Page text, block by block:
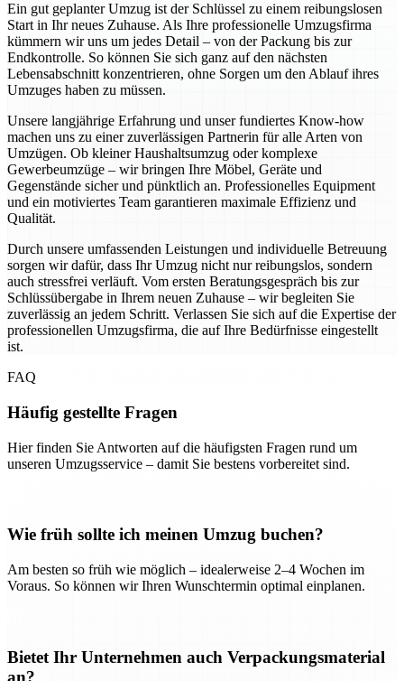
Ein gut geplanter Umzug ist der Schlüssel zu einem reibungslosen
Start in Ihr neues Zuhause. Als Ihre professionelle Umzugsfirma
kümmern wir uns um jedes Detail – von der Packung bis zur
Endkontrolle. So können Sie sich ganz auf den nächsten
Lebensabschnitt konzentrieren, ohne Sorgen um den Ablauf ihres
Umzuges haben zu müssen.
Unsere langjährige Erfahrung und unser fundiertes Know-how
machen uns zu einer zuverlässigen Partnerin für alle Arten von
Umzügen. Ob kleiner Haushaltsumzug oder komplexe
Gewerbeumzüge – wir bringen Ihre Möbel, Geräte und
Gegenstände sicher und pünktlich an. Professionelles Equipment
und ein motiviertes Team garantieren maximale Effizienz und
Qualität.
Durch unsere umfassenden Leistungen und individuelle Betreuung
sorgen wir dafür, dass Ihr Umzug nicht nur reibungslos, sondern
auch stressfrei verläuft. Vom ersten Beratungsgespräch bis zur
Schlüssübergabe in Ihrem neuen Zuhause – wir begleiten Sie
zuverlässig an jedem Schritt. Verlassen Sie sich auf die Expertise der
professionellen Umzugsfirma, die auf Ihre Bedürfnisse eingestellt
ist.
FAQ
Häufig gestellte Fragen
Hier finden Sie Antworten auf die häufigsten Fragen rund um
unseren Umzugsservice – damit Sie bestens vorbereitet sind.
Wie früh sollte ich meinen Umzug buchen?
Am besten so früh wie möglich – idealerweise 2–4 Wochen im
Voraus. So können wir Ihren Wunschtermin optimal einplanen.
Bietet Ihr Unternehmen auch Verpackungsmaterial
an?